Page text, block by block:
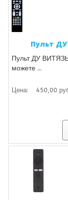
Пульт ДУ
Пульт ДУ ВИТЯЗЬ
можете ...
Цена: 450,00